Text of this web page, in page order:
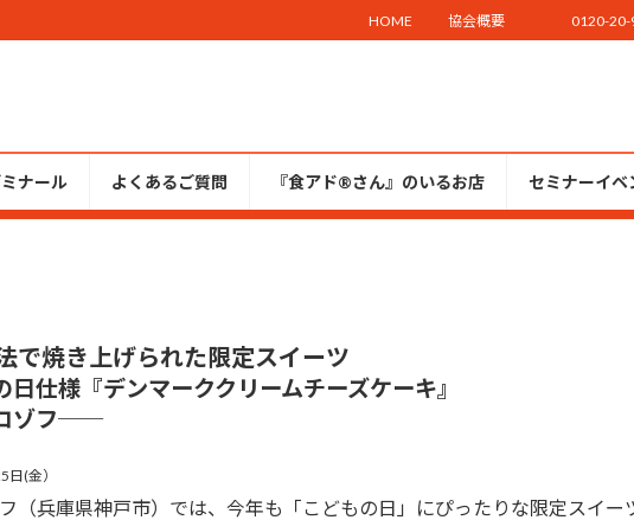
HOME 協会概要 0120-20-
ナール よくあるご質問 『食アド®︎さん』のいるお店 セミナーイベ
で焼き上げられた限定スイーツ
日仕様『デンマーククリームチーズケーキ』
ゾフ──
(金）
（兵庫県神戸市）では、今年も「こどもの日」にぴったりな限定スイー